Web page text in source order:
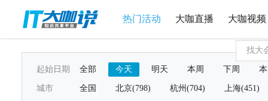
热门活动 大咖直播 大咖视频
起始日期 全部 今天 明天 本周 下周
城市 全国 北京(798) 杭州(704) 上海(451)